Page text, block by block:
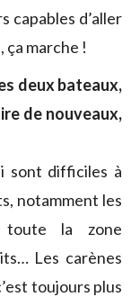
capables d’aller
ça marche !
deux bateaux,
de nouveaux,
sont difficiles à
notamment les
la zone
Les carènes
toujours plus